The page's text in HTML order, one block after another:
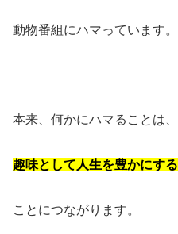
動物番組にハマっています。
本来、何かにハマることは、
趣味として人生を豊かにする
ことにつながります。